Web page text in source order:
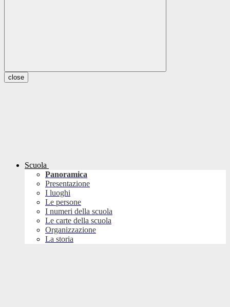
close
Scuola
Panoramica
Presentazione
I luoghi
Le persone
I numeri della scuola
Le carte della scuola
Organizzazione
La storia